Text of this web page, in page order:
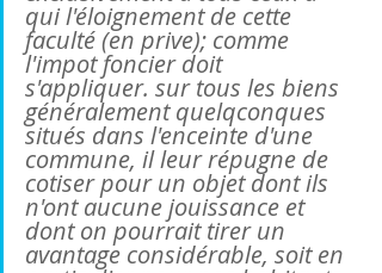
qui l'éloignement de cette
faculté (en prive); comme
l'impot foncier doit
s'appliquer. sur tous les biens
généralement quelqconques
situés dans l'enceinte d'une
commune, il leur répugne de
cotiser pour un objet dont ils
n'ont aucune jouissance et
dont on pourrait tirer un
avantage considérable, soit en